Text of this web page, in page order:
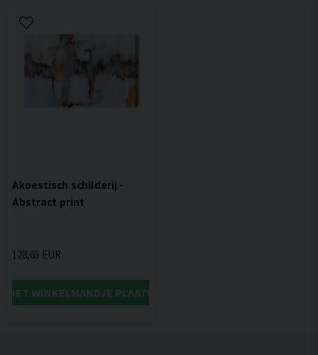
Akoestisch schilderij -
Abstract print
128,65 EUR
HET WINKELMANDJE PLAATSEN